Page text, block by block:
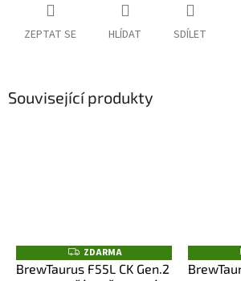
ZEPTAT SE HLÍDAT SDÍLET
Související produkty
Z
D
A
ZDARMA
BrewTaurus F55L CK Gen.2